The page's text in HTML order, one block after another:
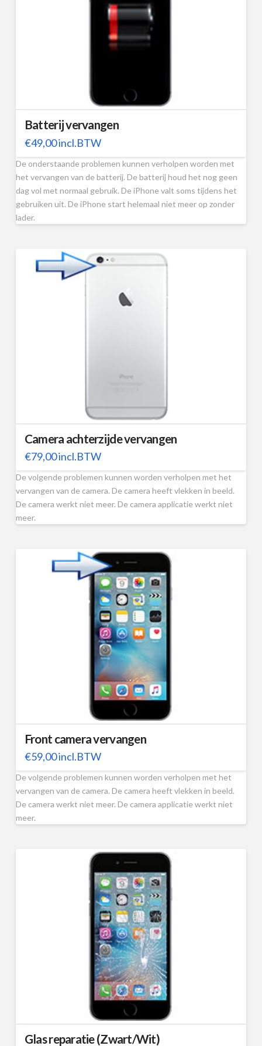
Batterij vervangen
€49,00incl.BTW
De onderstaande problemen kunnen verholpen worden met
het vervangen van de batterij. De batterij houd het nog geen
dag vol met normaal gebruik. De iPhone valt soms tijdens het
gebruiken uit. De iPhone start helemaal niet meer op zonder
lader.
Camera achterzijde vervangen
€79,00incl.BTW
De volgende problemen kunnen worden verholpen met het
vervangen van de camera. De camera heeft vlekken in beeld.
De camera werkt niet meer. De camera applicatie werkt niet
meer.
Front camera vervangen
€59,00incl.BTW
De volgende problemen kunnen worden verholpen met het
vervangen van de camera. De camera heeft vlekken in beeld.
De camera werkt niet meer. De camera applicatie werkt niet
meer.
Glas reparatie (Zwart/Wit)